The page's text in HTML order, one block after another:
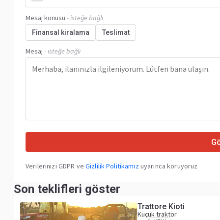
Mesaj konusu - isteğe bağlı
Finansal kiralama Teslimat
Mesaj - isteğe bağlı
Verilerinizi GDPR ve Gizlilik Politikamızuyarınca koruyoruz
Son teklifleri göster
Trattore Kioti
Küçük traktör